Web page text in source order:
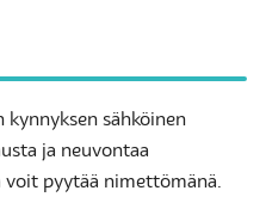
kynnyksen sähköinen
ja neuvontaa
voit pyytää nimettömänä.